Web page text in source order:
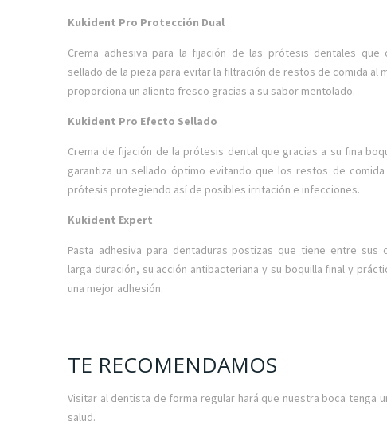
Kukident Pro Protección Dual
Crema adhesiva para la fijación de las prótesis dentales que
sellado de la pieza para evitar la filtración de restos de comida al
proporciona un aliento fresco gracias a su sabor mentolado.
Kukident Pro Efecto Sellado
Crema de fijación de la prótesis dental que gracias a su fina
garantiza un sellado óptimo evitando que los restos de
prótesis protegiendo así de posibles irritación e infecciones.
Kukident Expert
Pasta adhesiva para dentaduras postizas que tiene entre sus
larga duración, su acción antibacteriana y su boquilla final y
una mejor adhesión.
TE RECOMENDAMOS
Visitar al dentista de forma regular hará que nuestra boca tenga
salud.